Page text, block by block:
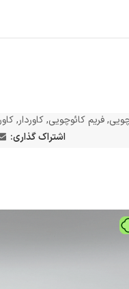
,فریم کائوچویی,کاوردار,
اشتراک گذاری: